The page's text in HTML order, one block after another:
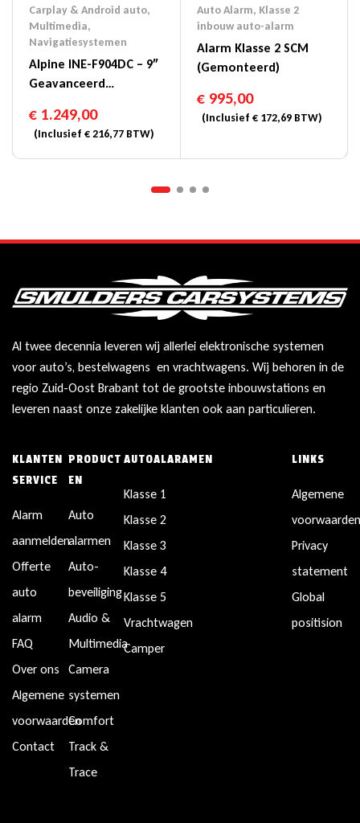
Carplay & Android auto,
Multimedia,
Navigatiesystemen
Alpine INE-F904DC – 9″
Geavanceerd
Database Voor
Vrachtwagens
€ 1.249,00
(Inclusief €216,77 BTW)
Auto Alarm, Klasse 2
inbouw auto-alarm
Alarm Klasse 2 SCM
(gemonteerd)
€995,00
(Inclusief €172,69BTW)
Al twee decennia leveren wij allerlei elektronische systemen
voor auto’s, bestelwagens en vrachtwagens. Wij behoren in de
regio Zuid-Oost Brabant tot de grootste inbouwstations en
leveren naast onze zakelijke klanten ook aan particulieren.
KLANTEN
SERVICE
Alarm
aanmelden
Offerte
auto
alarm
FAQ
Over ons
Algemene
voorwaarden
Contact
PRODUCT
EN
Auto
alarmen
Auto-
beveiliging
Audio &
Multimedia
Camera
systemen
Comfort
Track &
Trace
AUTOALARAMEN
Klasse 1
Klasse 2
Klasse 3
Klasse 4
Klasse 5
Vrachtwagen
Camper
LINKS
Algemene
Privacy
statement
Global
positision